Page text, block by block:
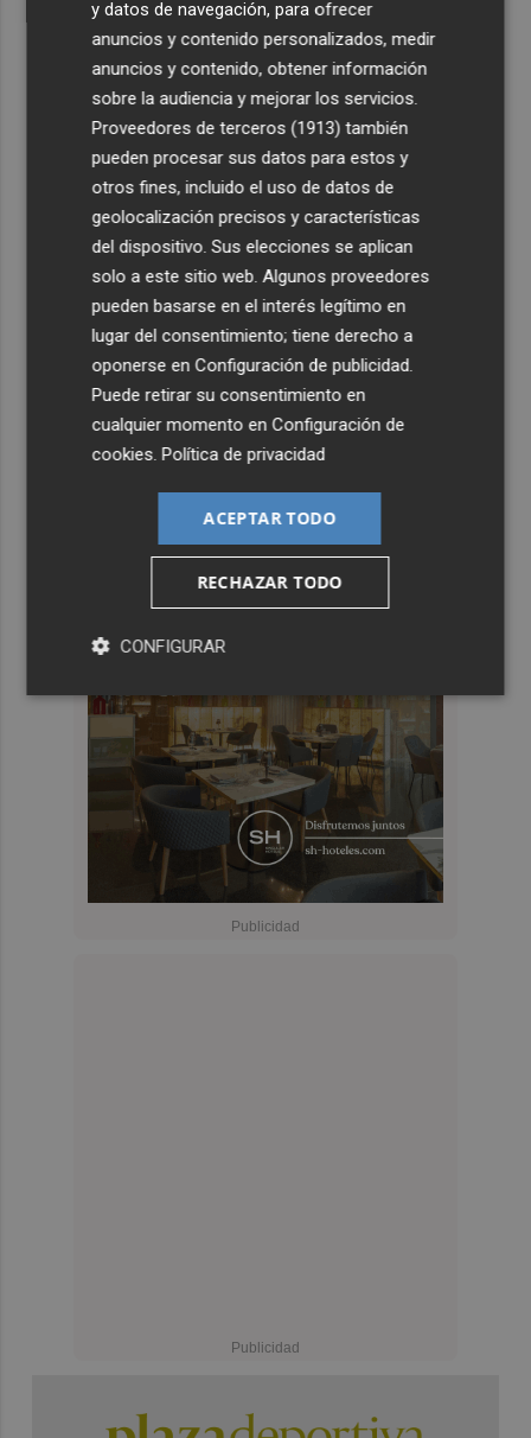
y datos de navegación, para ofrecer
anuncios y contenido personalizados, medir
anuncios y contenido, obtener información
sobre la audiencia y mejorar los servicios.
Proveedores de terceros (1913) también
pueden procesar sus datos para estos y
otros fines, incluido el uso de datos de
geolocalización precisos y características
del dispositivo. Sus elecciones se aplican
solo a este sitio web. Algunos proveedores
pueden basarse en el interés legítimo en
lugar del consentimiento; tiene derecho a
oponerse enConfiguración de publicidad
Puede retirar su consentimiento en
cualquier momento enConfiguración de
cookies .Política de privacidad
ACEPTAR TODO
RECHAZAR TODO
CONFIGURAR